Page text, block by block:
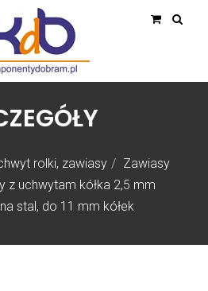
rolki, zawiasy
Zawiasy
z uchwytam kółka 2,5 mm
stal, do 11 mm kółek